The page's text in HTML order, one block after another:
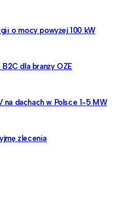
o mocy powyżej 100 kW
dla branży OZE
na dachach w Polsce 1-5 MW
zlecenia